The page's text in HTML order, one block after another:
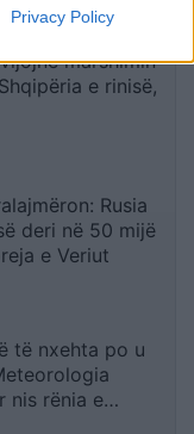
Privacy Policy
marshimin
e rinisë,
Rusia
deri në 50 mijë
e Veriut
të nxehta po u
nis rënia e